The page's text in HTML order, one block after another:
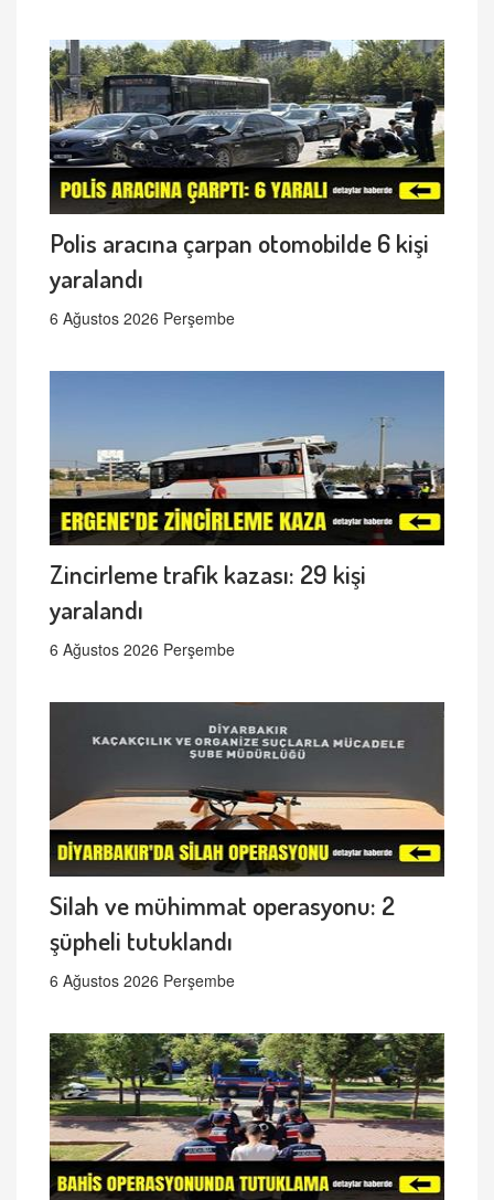
Polis aracına çarpan otomobilde 6 kişi
yaralandı
6 Ağustos 2026 Perşembe
Zincirleme trafik kazası: 29 kişi
yaralandı
6 Ağustos 2026 Perşembe
Silah ve mühimmat operasyonu: 2
şüpheli tutuklandı
6 Ağustos 2026 Perşembe